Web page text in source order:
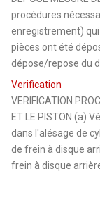
procédures
enregistrement)
pièces ont été
dépose/repose du
Verification
VERIFICATION
ET LE PISTON (a)
dans l'alésage de
de frein à disque
frein à disque